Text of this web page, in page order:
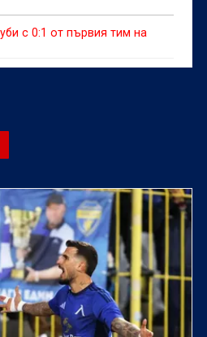
с 0:1 от първия тим на